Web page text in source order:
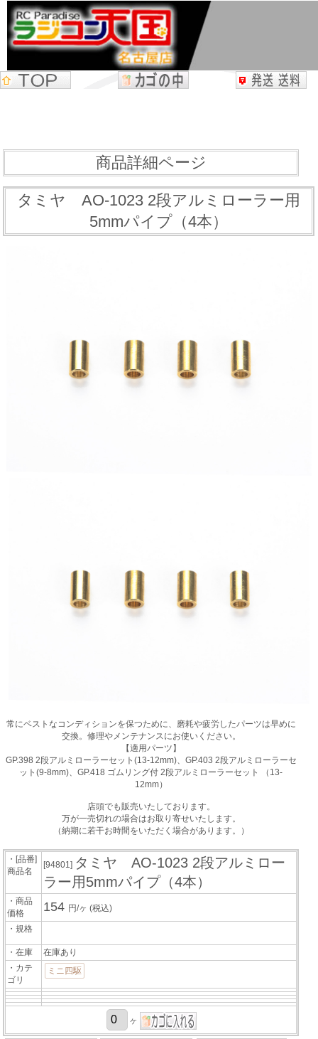
商品詳細ページ
タミヤ AO-1023 2段アルミローラー用
5mmパイプ（4本）
常にベストなコンディションを保つために、磨耗や疲労したパーツは早めに
交換。修理やメンテナンスにお使いください。
【適用パーツ】
GP.398 2段アルミローラーセット(13-12mm)、GP.403 2段アルミローラーセ
ット(9-8mm)、GP.418 ゴムリング付 2段アルミローラーセット （13-
12mm）
店頭でも販売いたしております。
万が一売切れの場合はお取り寄せいたします。
（納期に若干お時間をいただく場合があります。）
・[品番]
商品名
[94801] タミヤ AO-1023 2段アルミロー
ラー用5mmパイプ（4本）
・商品
価格
154 円/ヶ(税込)
・規格
・在庫
在庫あり
・カテ
ゴリ
ミニ四駆
ヶ